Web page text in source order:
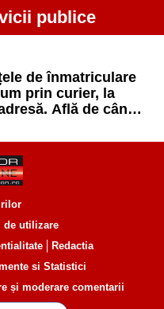
publice
de înmatriculare
prin curier, la
Află de când
de utilizare
Redactia
și moderare comentarii